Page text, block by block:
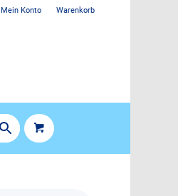
Mein Konto Warenkorb